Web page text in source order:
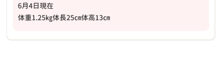
6月4日現在
体重1.25㎏体長25㎝体高13㎝